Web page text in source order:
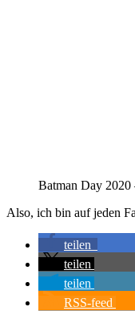
Batman Day
Also, ich bin auf jeden
teilen
teilen
teilen
RSS-feed